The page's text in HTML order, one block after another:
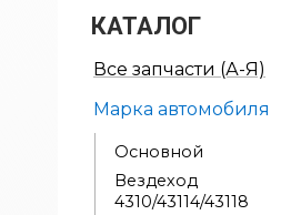
КАТАЛОГ
Все запчасти (А-Я)
Марка автомобиля
Основной
Вездеход
4310/43114/43118